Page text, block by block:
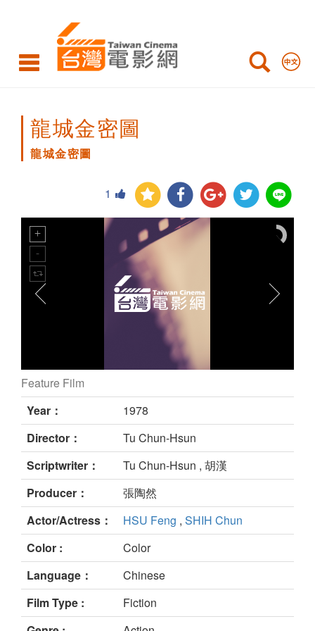
金
圖 龍城金密圖
龍城金密圖
1
龍城金密圖 still
Feature Film
Year：
1978
Director：
Tu Chun-Hsun
Scriptwriter：
Tu Chun-Hsun , 胡漢
Producer：
張陶然
Actor/Actress：
HSU Feng , SHIH Chun
Color :
Color
Language：
Chinese
Film Type :
Fiction